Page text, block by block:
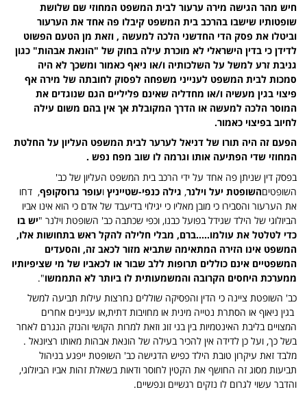
חיש מהר הגישה מירה ערעור לבית המשפט המחוזי שם שלושת
שופטותיו שישבו בהרכב בית המשפט קיבלו פה אחד את הערעור
וביטלו את פסק הדי החדשני הלכה למעשה , וזאת מן הטעם הפשוט
לדידן כי בדין הישראלי לא מוכרת עילה בחוק של "הונאת אבהות" כגון
גניבת זרע למשל על השלכותיה ו/או ניאף כאמור ומשכך לא היה
סמכות לבית המשפט לענייני משפחה לפסוק לחובתה של מירה אף
פיצוי בגין מעשיה ו/או מחדליה שאינם פליליים הגם שנוגדים את
המוסר הלכה למעשה או הדרך המקובלת אך אין בהם משום עילה
לחיוב בפיצוי כאמור.
הפעם זה היה תורו של דניאל לערער לבית המשפט העליון על החלטת
המחוזי שדי הפתיעה אותו וגרמה לו שוב מפח נפש .
בפסק דין שניתן פה אחד על ידי הרכב בית המשפט העליון של כב'
השופטיםהשופטת יעל וילנר, גילה כנפי-שטייניץ ועופר גרוסקופף, דחו
את הערעור והסבירו כי מובן מאליו כי יגילוי בדיעבד של אדם כי הוא אינו אביו
הביולוגי של הילד שגידל בפועל כבנו, וכפי שכתבה כב' השופטת וילנר "יש בו
כדי לטלטל את עולמו…..ברם, מבלי חלילה להקל ראש בתחושות אלו,
המשפט אינו הזירה המתאימה שתביא מזור לכאב זה, והסעדים
המשפטיים אינם כוללים תרופות ללב שבור או לכאביו של מי שציפיותיו
ממערכת היחסים הקרובה והמשמעותית לו ביותר לא התממשו".
כב' השופטת ציינה כי הדין והפסיקה שוללים נחרצות עילות תביעה למשל
בגין ניאוף או הסתרת נטייה מינית או מחויבות דתית,או עניינים אחרים
המצויים בליבת האינטמיות בין בני זוג וזאת למרות הקושי והנזק הנגרם לאחר
בשל כך, ועל כן לדידה אין להכיר בעילה של הונאת אבהות מאותו רציונאל .
מלבד זאת עיקרון טובת הילד כפיש הדגישה כב' השופטת ייפגע בניהול
תביעות מסוג זה החושף את הקטין לחוסר ודאות בשאלת זהות אביו הביולוגי,
והדבר עשוי לגרום לו נזקים רגשיים ונפשיים.